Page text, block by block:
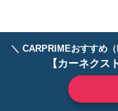
＼ CARPRIMEおすすめ
【カーネクス